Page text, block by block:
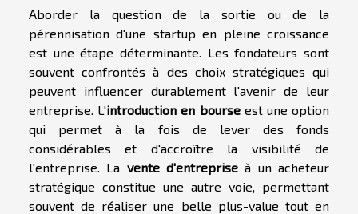
Aborder la question de la sortie ou de la
pérennisation d'une startup en pleine croissance
est une étape déterminante. Les fondateurs sont
souvent confrontés à des choix stratégiques qui
peuvent influencer durablement l'avenir de leur
entreprise. L'introduction en bourseest une option
qui permet à la fois de lever des fonds
considérables et d'accroître la visibilité de
l'entreprise. La vente d'entreprise à un acheteur
stratégique constitue une autre voie, permettant
souvent de réaliser une belle plus-value tout en